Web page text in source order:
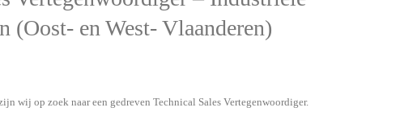
(Oost- en West- Vlaanderen)
wij op zoek naar een gedreven Technical Sales Vertegenwoordiger.